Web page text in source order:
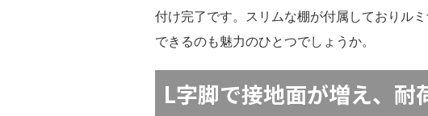
付け完了です。スリムな棚が付属しておりル
できるのも魅力のひとつでしょうか。
L字脚で接地面が増え、耐